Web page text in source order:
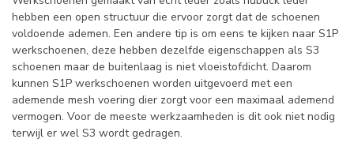
hebben een open structuur die ervoor zorgt dat de schoenen
voldoende ademen. Een andere tip is om eens te kijken naar S1P
werkschoenen, deze hebben dezelfde eigenschappen als S3
schoenen maar de buitenlaag is niet vloeistofdicht. Daarom
kunnen S1P werkschoenen worden uitgevoerd met een
ademende mesh voering dier zorgt voor een maximaal ademend
vermogen. Voor de meeste werkzaamheden is dit ook niet nodig
terwijl er wel S3 wordt gedragen.